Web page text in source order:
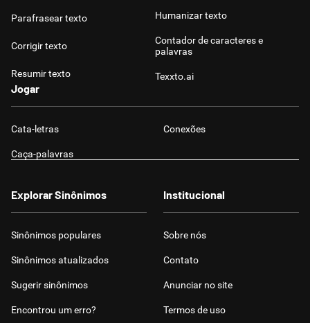
Parafrasear texto
Corrigir texto
Resumir texto
Humanizar texto
Contador de caracteres e
palavras
Texxto.ai
Jogar
Cata-letras Conexões
Caça-palavras
Explorar Sinônimos
Sinônimos populares
Sinônimos atualizados
Sugerir sinônimos
Encontrou um erro?
Institucional
Sobre nós
Contato
Anunciar no site
Termos de uso